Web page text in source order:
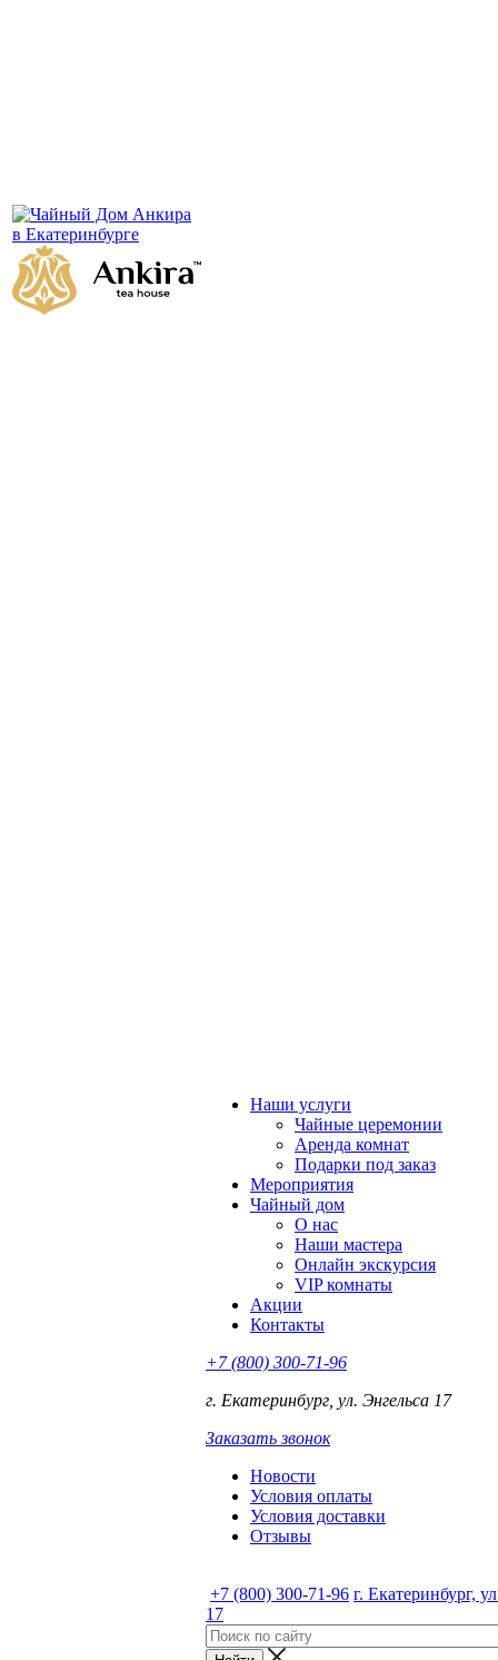
Наши услуги
Чайные церемонии
Аренда комнат
Подарки под заказ
Мероприятия
Чайный дом
О нас
Наши мастера
Онлайн экскурсия
VIP комнаты
Акции
Контакты
+7 (800) 300-71-96
г. Екатеринбург, ул. Энгельса 17
Заказать звонок
Новости
Условия оплаты
Условия доставки
Отзывы
+7 (800) 300-71-96 г. Екатеринбург,
17